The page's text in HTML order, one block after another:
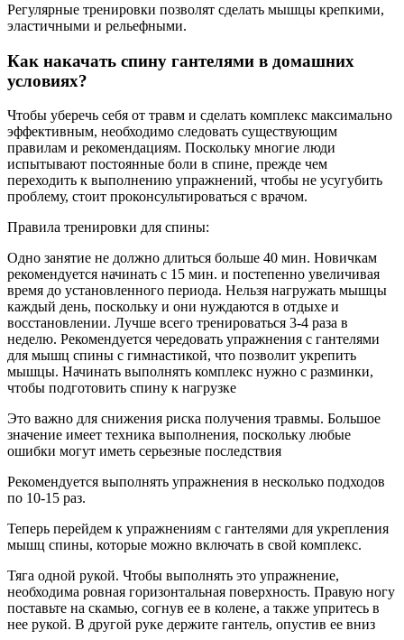
Регулярные тренировки позволят сделать мышцы крепкими,
эластичными и рельефными.
Как накачать спину гантелями в домашних
условиях?
Чтобы уберечь себя от травм и сделать комплекс максимально
эффективным, необходимо следовать существующим
правилам и рекомендациям. Поскольку многие люди
испытывают постоянные боли в спине, прежде чем
переходить к выполнению упражнений, чтобы не усугубить
проблему, стоит проконсультироваться с врачом.
Правила тренировки для спины:
Одно занятие не должно длиться больше 40 мин. Новичкам
рекомендуется начинать с 15 мин. и постепенно увеличивая
время до установленного периода. Нельзя нагружать мышцы
каждый день, поскольку и они нуждаются в отдыхе и
восстановлении. Лучше всего тренироваться 3-4 раза в
неделю. Рекомендуется чередовать упражнения с гантелями
для мышц спины с гимнастикой, что позволит укрепить
мышцы. Начинать выполнять комплекс нужно с разминки,
чтобы подготовить спину к нагрузке
Это важно для снижения риска получения травмы. Большое
значение имеет техника выполнения, поскольку любые
ошибки могут иметь серьезные последствия
Рекомендуется выполнять упражнения в несколько подходов
по 10-15 раз.
Теперь перейдем к упражнениям с гантелями для укрепления
мышц спины, которые можно включать в свой комплекс.
Тяга одной рукой. Чтобы выполнять это упражнение,
необходима ровная горизонтальная поверхность. Правую ногу
поставьте на скамью, согнув ее в колене, а также упритесь в
нее рукой. В другой руке держите гантель, опустив ее вниз